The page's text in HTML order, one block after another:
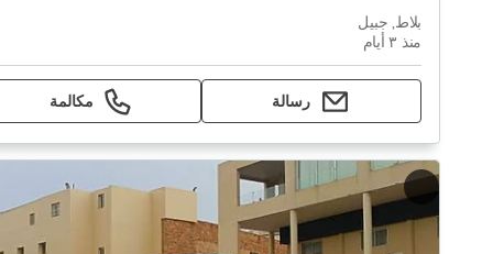
بلاط, جبيل
منذ ٣ أيام
رسالة مكالمة